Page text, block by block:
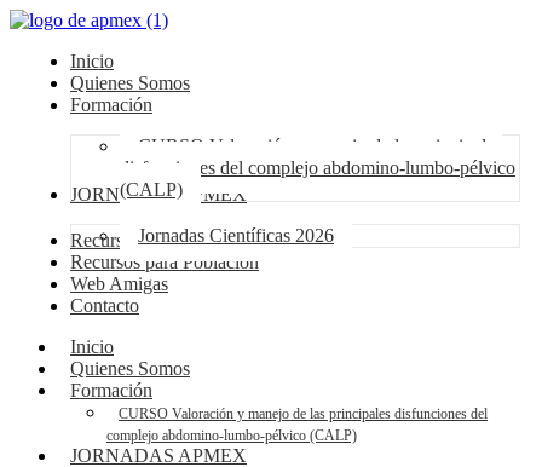
Inicio
Quienes Somos
Formación
CURSO Valoración y manejo de las principales
disfunciones del complejo abdomino-lumbo-pélvico
(CALP)
JORNADAS APMEX
Jornadas Científicas 2026
Recursos para socias
Recursos para Población
Web Amigas
Contacto
Inicio
Quienes Somos
Formación
CURSO Valoración y manejo de las principales disfunciones del
complejo abdomino-lumbo-pélvico (CALP)
JORNADAS APMEX